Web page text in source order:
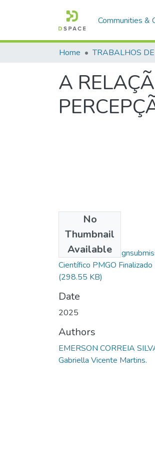
Communities &
Home
A
No
Thumbnail
Available
Emerson Correia
Científico PMGO
(298.55 KB)
Date
2025
Authors
EMERSON CORREIA
Gabriella Vicente Martins.